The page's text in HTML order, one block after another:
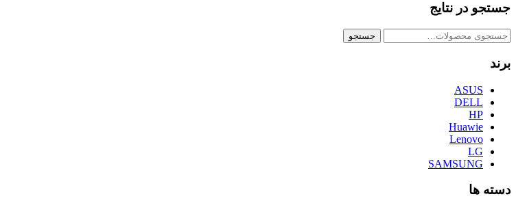
جستجو در نتایج
جستجو
جستجو
برند
ASUS
DELL
HP
Huawie
Lenovo
LG
SAMSUNG
دسته ها